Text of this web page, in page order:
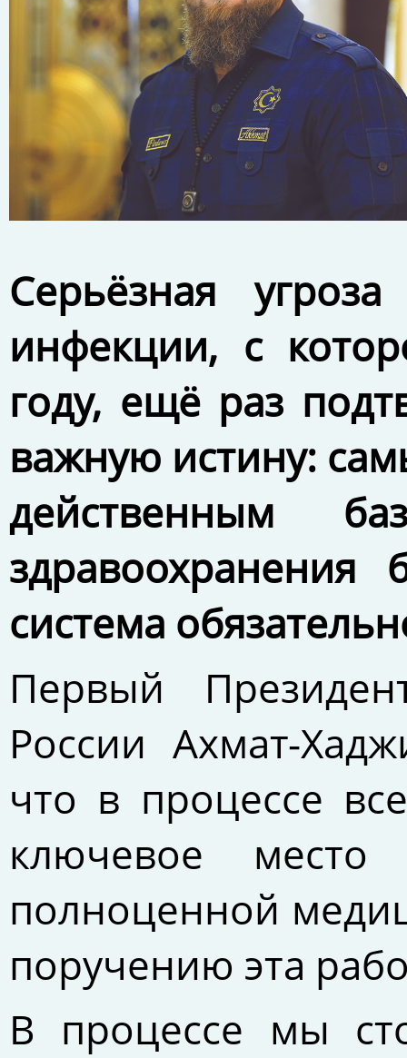
Серьёзная
инфекции, с
году, ещё раз
важную истину:
действенным
здравоохранения
система
Первый
России Ахмат-
что в процессе
ключевое место
полноценной
поручению эта
В процессе мы